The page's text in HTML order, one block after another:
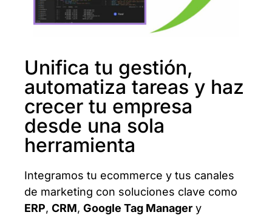
Unifica tu gestión,
automatiza tareas y haz
crecer tu empresa
desde una sola
herramienta
Integramos tu ecommerce y tus canales
de marketing con soluciones clave como
ERP, CRM, Google Tag Manager y